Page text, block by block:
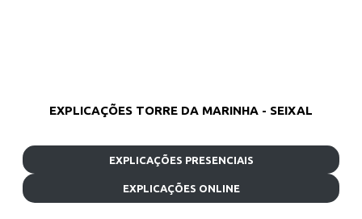
EXPLICAÇÕES TORRE DA MARINHA - SEIXAL
EXPLICAÇÕES PRESENCIAIS
EXPLICAÇÕES ONLINE